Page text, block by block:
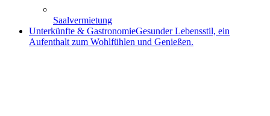
Saalvermietung
Unterkünfte & GastronomieGesunder Lebensstil, ein
Aufenthalt zum Wohlfühlen und Genießen.